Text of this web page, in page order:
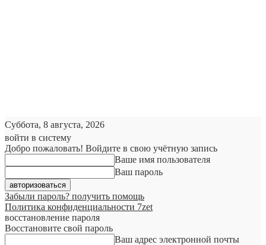
Суббота, 8 августа, 2026
войти в систему
Добро пожаловать! Войдите в свою учётную запись
Ваше имя пользователя
Ваш пароль
Забыли пароль? получить помощь
Политика конфиденциальности 7zet
восстановление пароля
Восстановите свой пароль
Ваш адрес электронной почты